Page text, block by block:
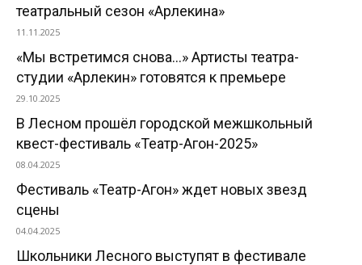
театральный сезон «Арлекина»
11.11.2025
«Мы встретимся снова…» Артисты театра-
студии «Арлекин» готовятся к премьере
29.10.2025
В Лесном прошёл городской межшкольный
квест-фестиваль «Театр-Агон-2025»
08.04.2025
Фестиваль «Театр-Агон» ждет новых звезд
сцены
04.04.2025
Школьники Лесного выступят в фестивале